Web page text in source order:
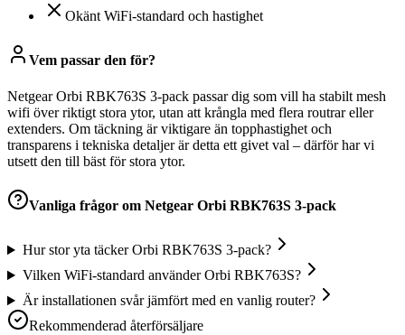
Okänt WiFi-standard och hastighet
Vem passar den för?
Netgear Orbi RBK763S 3-pack passar dig som vill ha stabilt mesh
wifi över riktigt stora ytor, utan att krångla med flera routrar eller
extenders. Om täckning är viktigare än topphastighet och
transparens i tekniska detaljer är detta ett givet val – därför har vi
utsett den till bäst för stora ytor.
Vanliga frågor om Netgear Orbi RBK763S 3-pack
Hur stor yta täcker Orbi RBK763S 3-pack?
Vilken WiFi-standard använder Orbi RBK763S?
Är installationen svår jämfört med en vanlig router?
Rekommenderad återförsäljare